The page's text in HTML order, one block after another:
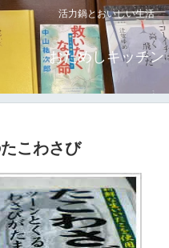
活力鍋とおいしい生活
おためしキッチン
こわさび